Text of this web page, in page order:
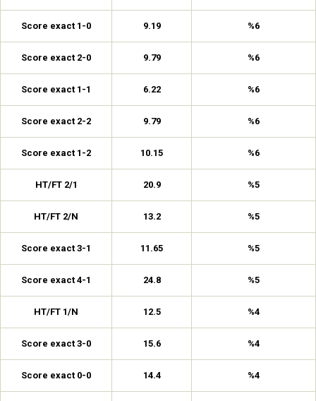
Score exact 1-0 9.19 %6
Score exact 2-0 9.79 %6
Score exact 1-1 6.22 %6
Score exact 2-2 9.79 %6
Score exact 1-2 10.15 %6
HT/FT 2/1 20.9 %5
HT/FT 2/N 13.2 %5
Score exact 3-1 11.65 %5
Score exact 4-1 24.8 %5
HT/FT 1/N 12.5 %4
Score exact 3-0 15.6 %4
Score exact 0-0 14.4 %4